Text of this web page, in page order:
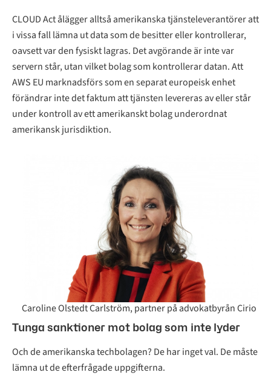
CLOUD Act ålägger alltså amerikanska tjänsteleverantörer att
i vissa fall lämna ut data som de besitter eller kontrollerar,
oavsett var den fysiskt lagras. Det avgörande är inte var
servern står, utan vilket bolag som kontrollerar datan. Att
AWS EU marknadsförs som en separat europeisk enhet
förändrar inte det faktum att tjänsten levereras av eller står
under kontroll av ett amerikanskt bolag underordnat
amerikansk jurisdiktion.
Caroline Olstedt Carlström, partner på advokatbyrån Cirio
Tunga sanktioner mot bolag som inte lyder
Och de amerikanska techbolagen? De har inget val. De måste
lämna ut de efterfrågade uppgifterna.